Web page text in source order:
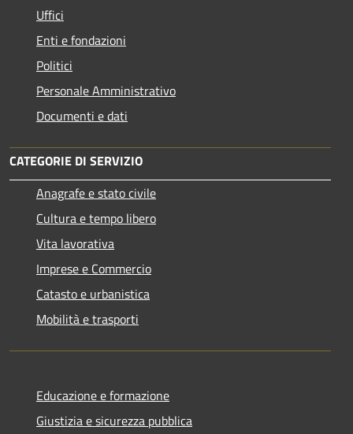
Uffici
Enti e fondazioni
Politici
Personale Amministrativo
Documenti e dati
CATEGORIE DI SERVIZIO
Anagrafe e stato civile
Cultura e tempo libero
Vita lavorativa
Imprese e Commercio
Catasto e urbanistica
Mobilità e trasporti
Educazione e formazione
Giustizia e sicurezza pubblica